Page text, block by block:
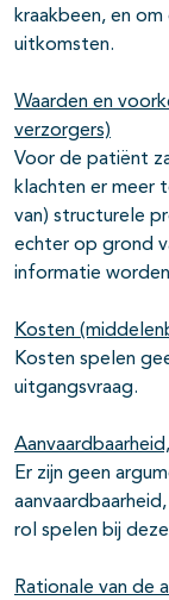
kraakbeen, en
uitkomsten.
Waarden en
verzorgers)
Voor de patiënt
klachten er meer
van) structurele
echter op grond
informatie
Kosten
Kosten spelen
uitgangsvraag.
Er zijn geen
rol spelen bij
Rationale van de